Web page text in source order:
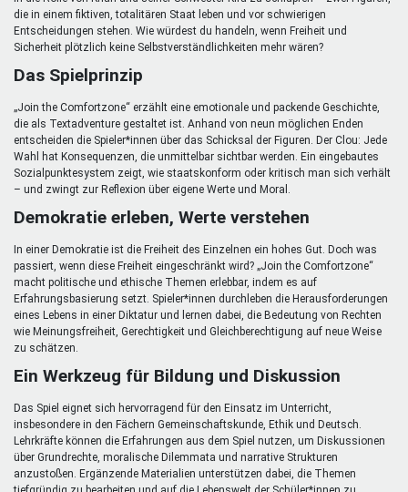
die in einem fiktiven, totalitären Staat leben und vor schwierigen
Entscheidungen stehen. Wie würdest du handeln, wenn Freiheit und
Sicherheit plötzlich keine Selbstverständlichkeiten mehr wären?
Das Spielprinzip
„Join the Comfortzone“ erzählt eine emotionale und packende Geschichte,
die als Textadventure gestaltet ist. Anhand von neun möglichen Enden
entscheiden die Spieler*innen über das Schicksal der Figuren. Der Clou: Jede
Wahl hat Konsequenzen, die unmittelbar sichtbar werden. Ein eingebautes
Sozialpunktesystem zeigt, wie staatskonform oder kritisch man sich verhält
– und zwingt zur Reflexion über eigene Werte und Moral.
Demokratie erleben, Werte verstehen
In einer Demokratie ist die Freiheit des Einzelnen ein hohes Gut. Doch was
passiert, wenn diese Freiheit eingeschränkt wird? „Join the Comfortzone“
macht politische und ethische Themen erlebbar, indem es auf
Erfahrungsbasierung setzt. Spieler*innen durchleben die Herausforderungen
eines Lebens in einer Diktatur und lernen dabei, die Bedeutung von Rechten
wie Meinungsfreiheit, Gerechtigkeit und Gleichberechtigung auf neue Weise
zu schätzen.
Ein Werkzeug für Bildung und Diskussion
Das Spiel eignet sich hervorragend für den Einsatz im Unterricht,
insbesondere in den Fächern Gemeinschaftskunde, Ethik und Deutsch.
Lehrkräfte können die Erfahrungen aus dem Spiel nutzen, um Diskussionen
über Grundrechte, moralische Dilemmata und narrative Strukturen
anzustoßen. Ergänzende Materialien unterstützen dabei, die Themen